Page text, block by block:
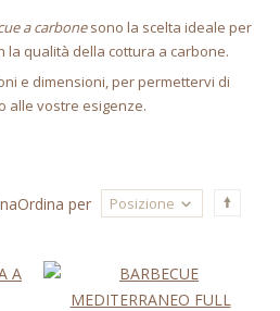
a carbonesono la scelta ideale per
la qualità della cottura a carbone.
e dimensioni, per permettervi di
alle vostre esigenze.
Ordina per Posizione